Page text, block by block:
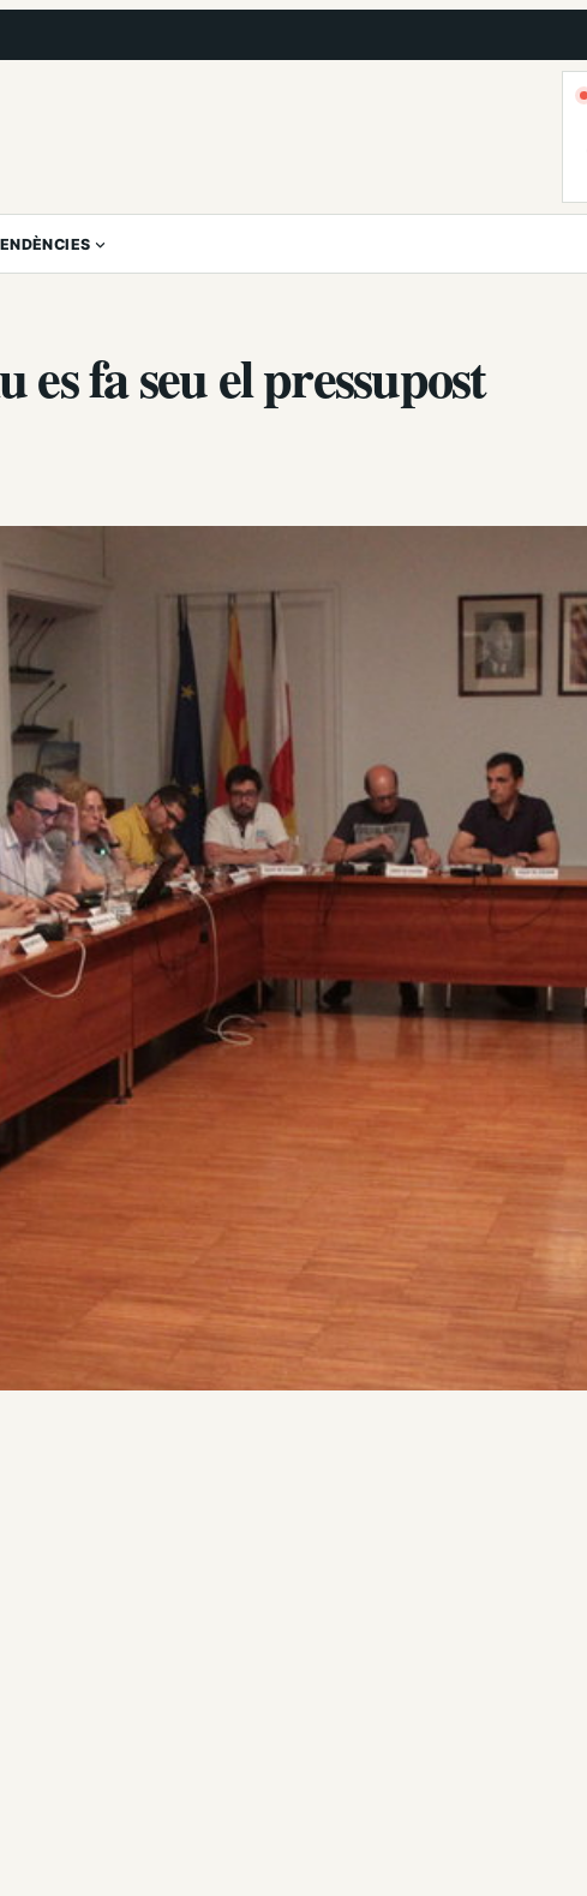
fa seu el pressupost